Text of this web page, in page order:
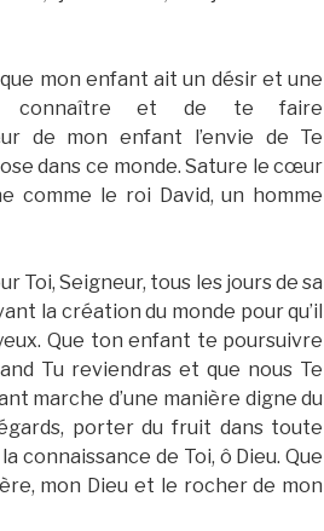
mon enfant ait un désir et une
connaître et de te faire
de mon enfant l’envie de Te
dans ce monde. Sature le cœur
comme le roi David, un homme
Toi, Seigneur, tous les jours de sa
la création du monde pour qu’il
Que ton enfant te poursuivre
Tu reviendras et que nous Te
marche d’une manière digne du
porter du fruit dans toute
connaissance de Toi, ô Dieu. Que
mon Dieu et le rocher de mon